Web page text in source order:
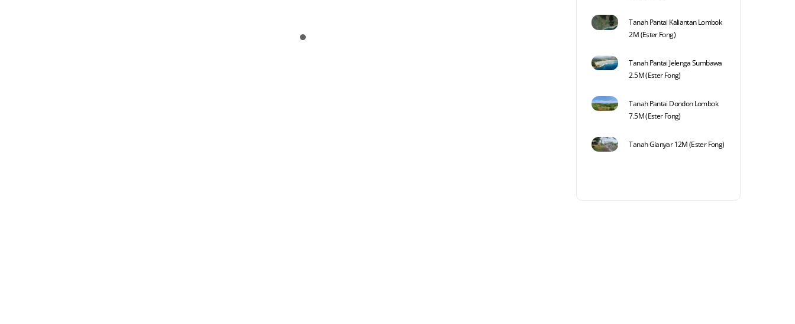
Tanah Pantai Kaliantan Lombok
2M (Ester Fong)
Tanah Pantai Jelenga Sumbawa
2.5M (Ester Fong)
Tanah Pantai Dondon Lombok
7.5M (Ester Fong)
Tanah Gianyar 12M (Ester Fong)